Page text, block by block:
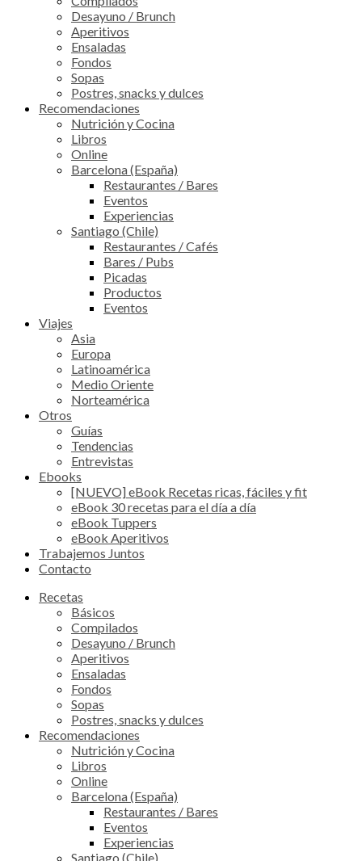
Desayuno / Brunch
Aperitivos
Ensaladas
Fondos
Sopas
Postres, snacks y dulces
Recomendaciones
Nutrición y Cocina
Libros
Online
Barcelona (España)
Restaurantes / Bares
Eventos
Experiencias
Santiago (Chile)
Restaurantes / Cafés
Bares / Pubs
Picadas
Productos
Eventos
Viajes
Asia
Europa
Latinoamérica
Medio Oriente
Norteamérica
Otros
Guías
Tendencias
Entrevistas
Ebooks
[NUEVO] eBook Recetas ricas, fáciles y fit
eBook 30 recetas para el día a día
eBook Tuppers
eBook Aperitivos
Trabajemos Juntos
Contacto
Recetas
Básicos
Compilados
Desayuno / Brunch
Aperitivos
Ensaladas
Fondos
Sopas
Postres, snacks y dulces
Recomendaciones
Nutrición y Cocina
Libros
Online
Barcelona (España)
Restaurantes / Bares
Eventos
Experiencias
Santiago (Chile)